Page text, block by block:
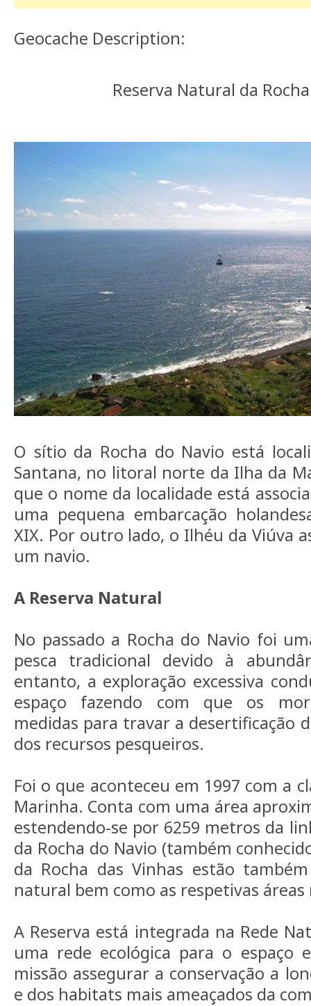
Geocache Description:
Reserva Natural da
O sítio da Rocha do Navio está
Santana, no litoral norte da Ilha da
que o nome da localidade está
uma pequena embarcação
XIX. Por outro lado, o Ilhéu da Viúva
um navio.
A Reserva Natural
No passado a Rocha do Navio foi
pesca tradicional devido à
entanto, a exploração excessiva
espaço fazendo com que os
medidas para travar a desertificação
dos recursos pesqueiros.
Foi o que aconteceu em 1997 com a
Marinha. Conta com uma área
estendendo-se por 6259 metros da
da Rocha do Navio (também
da Rocha das Vinhas estão
natural bem como as respetivas
A Reserva está integrada na Rede
uma rede ecológica para o espaço
missão assegurar a conservação a
e dos habitats mais ameaçados da